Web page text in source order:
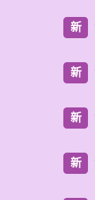
新
新
新
新